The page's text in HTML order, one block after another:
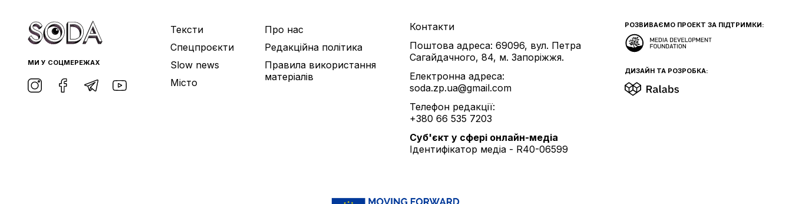
МИ У СОЦМЕРЕЖАХ
Тексти
Спецпроєкти
Slow news
Місто
Про нас
Редакційна політика
Правила використання
матеріалів
Контакти
Поштова адреса: 69096, вул. Петра
Сагайдачного, 84, м. Запоріжжя.
Електронна адреса:
soda.zp.ua@gmail.com
Телефон редакції:
+380 66 535 7203
Cуб'єкт у сфері онлайн-медіа
Ідентифікатор медіа - R40-06599
РОЗВИВАЄМО ПРОЕКТ ЗА ПІДТРИМКИ:
ДИЗАЙН ТА РОЗРОБКА: